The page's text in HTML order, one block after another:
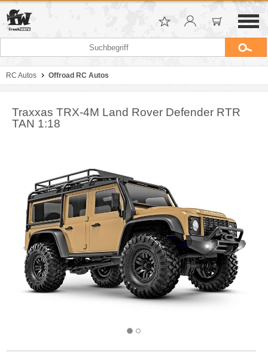
RC Autos Offroad RC Autos
Traxxas TRX-4M Land Rover Defender RTR
TAN 1:18